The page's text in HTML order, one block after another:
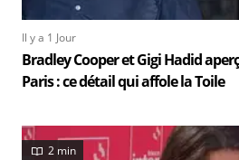
Il y a 1 Jour
Bradley Cooper et Gigi Hadid
Paris : ce détail qui affole la Toile
2 min